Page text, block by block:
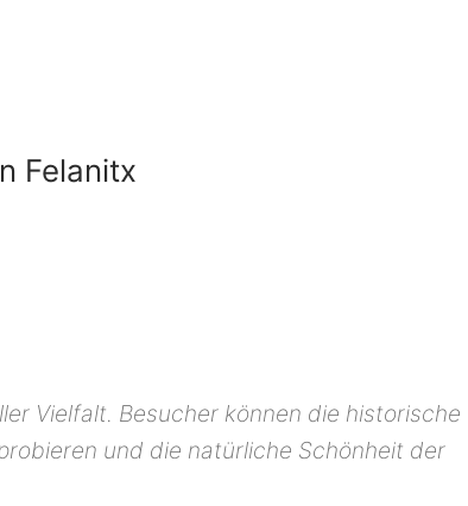
Felanitx
Vielfalt. Besucher können die historische
und die natürliche Schönheit der